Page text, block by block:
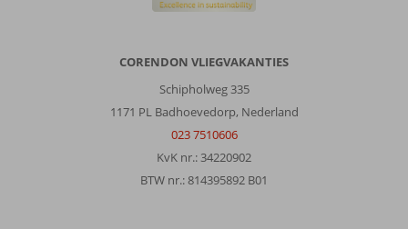
CORENDON VLIEGVAKANTIES
Schipholweg 335
1171 PL Badhoevedorp, Nederland
023 7510606
KvK nr.: 34220902
BTW nr.: 814395892 B01